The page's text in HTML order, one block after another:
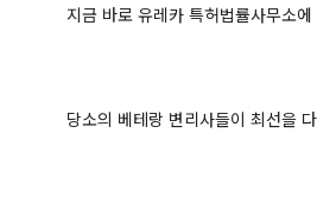
지금 바로 ​유레카 특허법률사무소
당소의 베테랑 변리사들이 최선을